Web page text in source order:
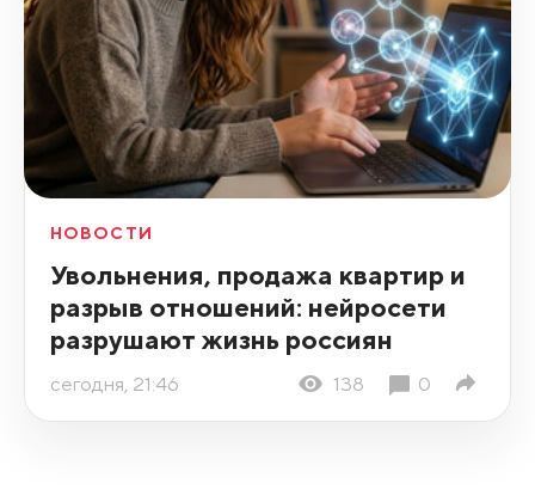
НОВОСТИ
Увольнения, продажа квартир и
разрыв отношений: нейросети
разрушают жизнь россиян
сегодня, 21:46 138 0